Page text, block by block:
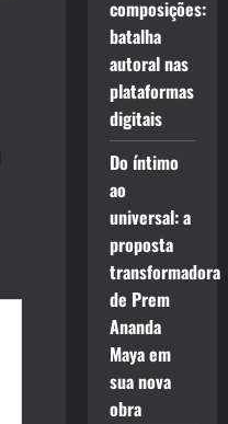
composições:
batalha
autoral nas
plataformas
digitais
Do íntimo
ao
universal: a
proposta
transformadora
de Prem
Ananda
Maya em
sua nova
obra